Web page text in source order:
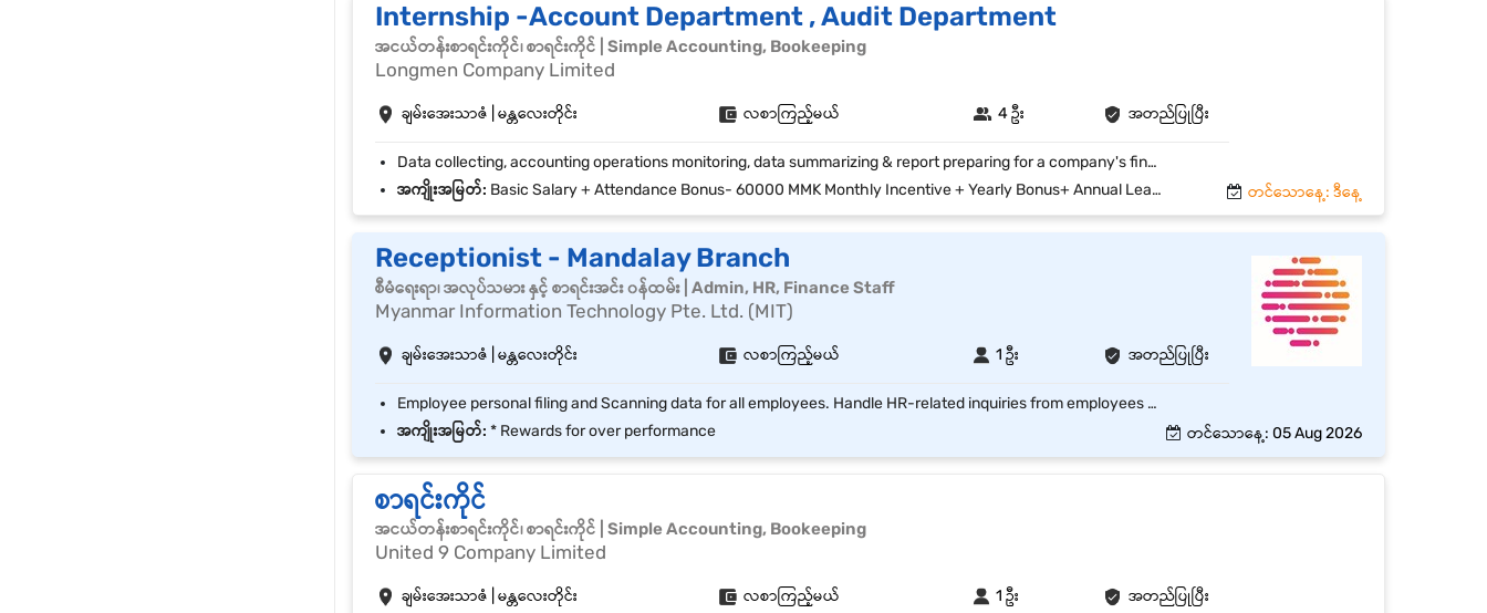
Internship -Account Department , Audit Department
အငယ်တန်းစာရင်းကိုင်၊ စာရင်းကိုင် | Simple Accounting, Bookeeping
Longmen Company Limited
ချမ်းအေးသာဇံ | မန္တလေးတိုင်း လစာကြည့်မယ် 4 ဦး အတည်ပြုပြီး
Data collecting, accounting operations monitoring, data summarizing & report preparing for a company's finance and accounting department.
အကျိုးအမြတ်: Basic Salary + Attendance Bonus- 60000 MMK Monthly Incentive + Yearly Bonus+ Annual Leave Refund တင်သောနေ့: ဒီနေ့
Receptionist - Mandalay Branch
စီမံရေးရာ၊ အလုပ်သမား နှင့် စာရင်းအင်း ၀န်ထမ်း | Admin, HR, Finance Staff
Myanmar Information Technology Pte. Ltd. (MIT)
ချမ်းအေးသာဇံ | မန္တလေးတိုင်း လစာကြည့်မယ် 1 ဦး အတည်ပြုပြီး
Employee personal filing and Scanning data for all employees. Handle HR-related inquiries from employees and provide assistance on HR policies, procedures, and benefits. Provide general administrative support, including answering phones and other admin tasks. Data record for office management tasks, such as maintaining office, office car, electronic equipment, and other maintenance tasks. Support the Admin executive in organizing company events, meetings, and training sessions. Stationery and Office items keeping, data updating and controlling Assist in implementing and communicating HR and administrative policies and initiatives.
အကျိုးအမြတ်: * Rewards for over performance တင်သောနေ့: 05 Aug 2026
စာရင်းကိုင်
အငယ်တန်းစာရင်းကိုင်၊ စာရင်းကိုင် | Simple Accounting, Bookeeping
United 9 Company Limited
ချမ်းအေးသာဇံ | မန္တလေးတိုင်း လစာကြည့်မယ် 1 ဦး အတည်ပြုပြီး